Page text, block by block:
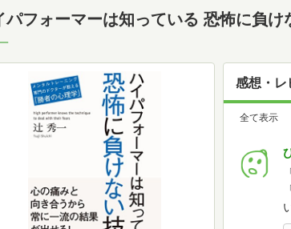
パフォーマーは知っている 恐怖に負け
感想・レ
全て表示